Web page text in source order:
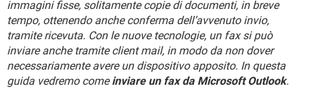
HARDWARE
INSTAGRAM WHATSAPP
TIKTOK FACEBOOK
HARDWARE
iOS WINDOWS 10
INSTAGRAM WHATSAPP
TIKTOK FACEBOOK
HARDWARE
COVID-19 GAMING
INTRATTENIMENTO ANDROID
iOS WINDOWS 10
INSTAGRAM WHATSAPP
immagini fisse, solitamente copie di documenti, in breve
tempo, ottenendo anche conferma dell’avvenuto invio,
tramite ricevuta. Con le nuove tecnologie, un fax si può
inviare anche tramite client mail, in modo da non dover
necessariamente avere un dispositivo apposito. In questa
guida vedremo comeinviare un fax da Microsoft Outlook.